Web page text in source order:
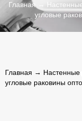
Главная
угловые
Главная → Настенные
угловые раковины